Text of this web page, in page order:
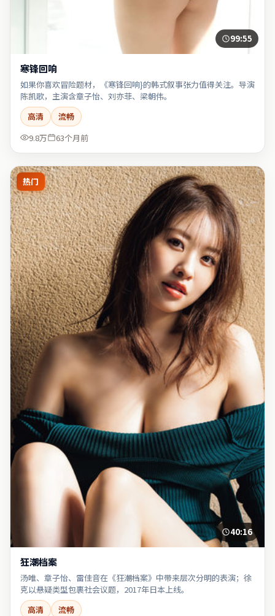
99:55
寒锋回响
如果你喜欢冒险题材，《寒锋回响}的韩式叙事张力值得关注。导演
陈凯歌，主演含章子怡、刘亦菲、梁朝伟。
高清
流畅
9.8万
63个月前
热门
40:16
狂潮档案
汤唯、章子怡、雷佳音在《狂潮档案》中带来层次分明的表演；徐
克以悬疑类型包裹社会议题，2017年日本上线。
高清
流畅